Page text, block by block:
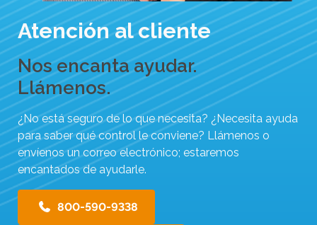
Atención al cliente
Nos encanta ayudar.
Llámenos.
¿No está seguro de lo que necesita? ¿Necesita ayuda
para saber qué control le conviene? Llámenos o
envíenos un correo electrónico; estaremos
encantados de ayudarle.
800-590-9338